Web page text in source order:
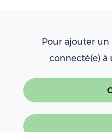
Pour ajouter
connecté(e)